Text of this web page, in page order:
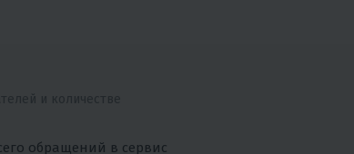
обращений в сервис